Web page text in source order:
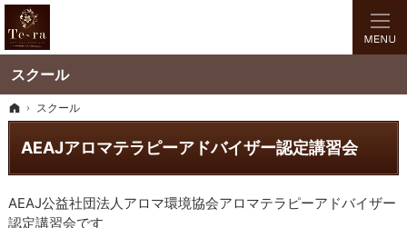
スクール
Te-ra（テラ）｜海浜幕張駅から徒歩5分。一流のおもてなしで特別な時間をご提
海浜幕張駅から近いエステ・フェイシャル・アロマ・ブライダルなら千葉市の「
ホーム
スクール
AEAJアロマテラピーアドバイザー認定講習会
AEAJ公益社団法人アロマ環境協会アロマテラピーアドバイザー
認定講習会です